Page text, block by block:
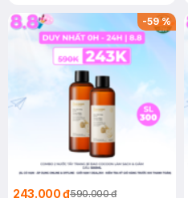
-59%
243.000 ₫590.000 ₫